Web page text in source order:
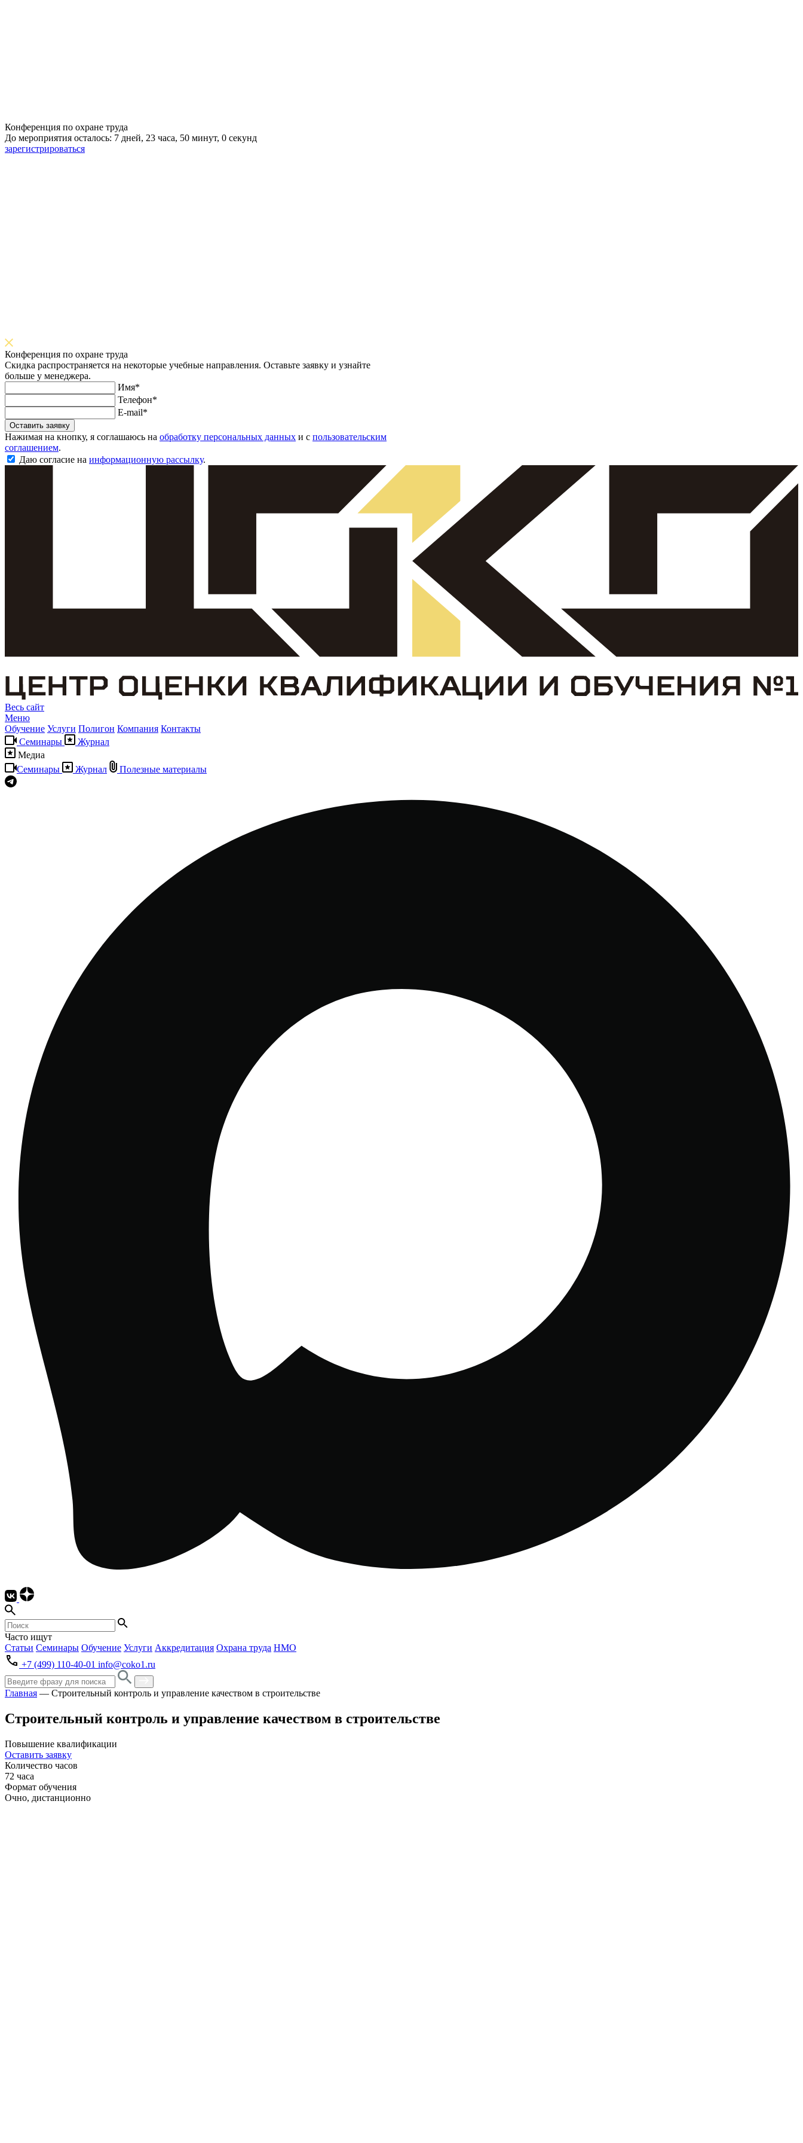
Конференция по охране труда
До мероприятия осталось: 7 дней, 23 часа, 49 минут, 59 секунд
зарегистрироваться
Конференция по охране труда
Скидка распространяется на некоторые учебные направления. Оставьте заявку и узнайте
больше у менеджера.
Имя*
Телефон*
E-mail*
Оставить заявку
Нажимая на кнопку, я соглашаюсь на обработку персональных данных и с пользовательским
соглашением.
Даю согласие на информационную рассылку.
Весь сайт
Меню
Обучение Услуги Полигон Компания Контакты
Семинары
Журнал
Медиа
Семинары
Журнал Полезные материалы
Часто ищут
Статьи Семинары Обучение Услуги Аккредитация Охрана труда НМО
+7 (499) 110-40-01 info@coko1.ru
Главная — Строительный контроль и управление качеством в строительстве
Строительный контроль и управление качеством в строительстве
Повышение квалификации
Оставить заявку
Количество часов
72 часа
Формат обучения
Очно, дистанционно